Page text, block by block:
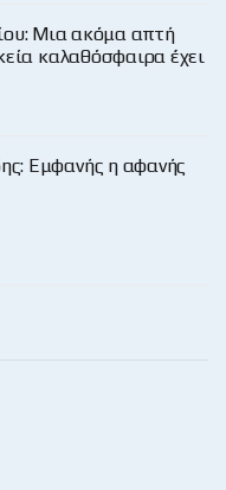
Μια ακόμα απτή
καλαθόσφαιρα έχει
Εμφανής η αφανής